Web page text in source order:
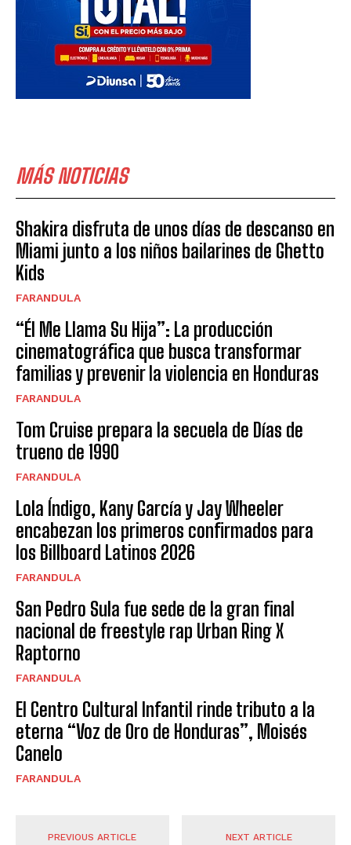
MÁS NOTICIAS
Shakira disfruta de unos días de descanso en
Miami junto a los niños bailarines de Ghetto
Kids
FARANDULA
“Él Me Llama Su Hija”: La producción
cinematográfica que busca transformar
familias y prevenir la violencia en Honduras
FARANDULA
Tom Cruise prepara la secuela de Días de
trueno de 1990
FARANDULA
Lola Índigo, Kany García y Jay Wheeler
encabezan los primeros confirmados para
los Billboard Latinos 2026
FARANDULA
San Pedro Sula fue sede de la gran final
nacional de freestyle rap Urban Ring X
Raptorno
FARANDULA
El Centro Cultural Infantil rinde tributo a la
eterna “Voz de Oro de Honduras”, Moisés
Canelo
FARANDULA
PREVIOUS ARTICLE NEXT ARTICLE